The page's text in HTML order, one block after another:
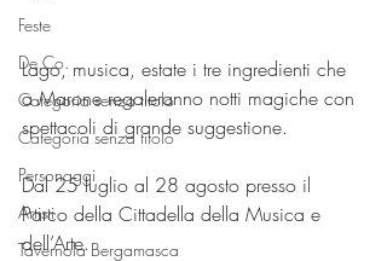
Feste
De.Co.
Categoria senza titolo
Categoria senza titolo
Personaggi
Artisti
Tavernola Bergamasca
Lago, musica, estate i tre ingredienti che
a Marone regaleranno notti magiche con
spettacoli di grande suggestione.
Dal 25 luglio al 28 agosto presso il
Parco della Cittadella della Musica e
dell’Arte.